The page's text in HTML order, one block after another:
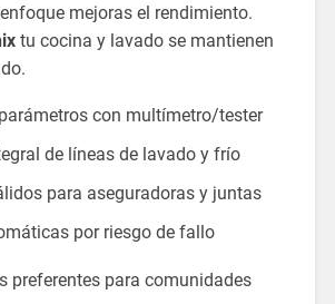
mejoras el rendimiento.
tu cocina y lavado se mantienen
con multímetro/tester
de líneas de lavado y frío
para aseguradoras y juntas
por riesgo de fallo
preferentes para comunidades